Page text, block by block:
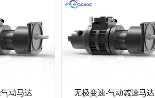
动马达 无极变速-气动减速马达